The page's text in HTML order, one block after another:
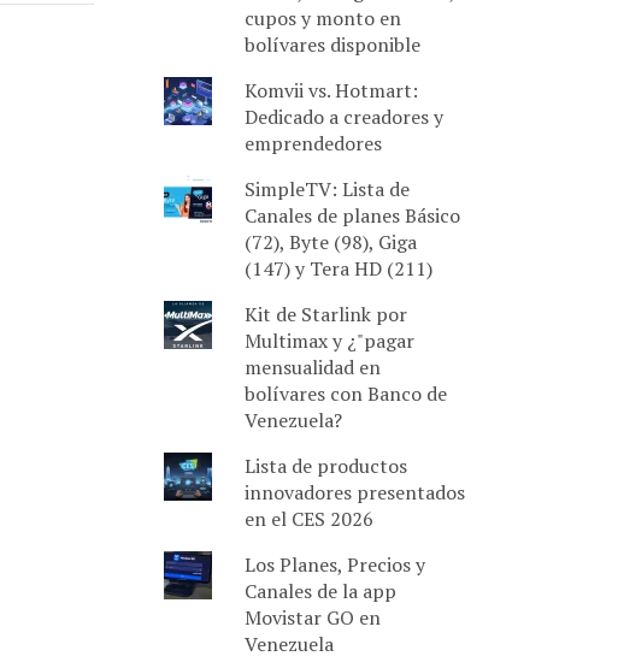
cupos y monto en
bolívares disponible
Komvii vs. Hotmart:
Dedicado a creadores y
emprendedores
SimpleTV: Lista de
Canales de planes Básico
(72), Byte (98), Giga
(147) y Tera HD (211)
Kit de Starlink por
Multimax y ¿"pagar
mensualidad en
bolívares con Banco de
Venezuela?
Lista de productos
innovadores presentados
en el CES 2026
Los Planes, Precios y
Canales de la app
Movistar GO en
Venezuela